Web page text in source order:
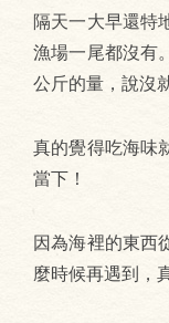
隔天一大早還特
漁場一尾都沒有
公斤的量，說沒
真的覺得吃海味
當下！
因為海裡的東西
麼時候再遇到，